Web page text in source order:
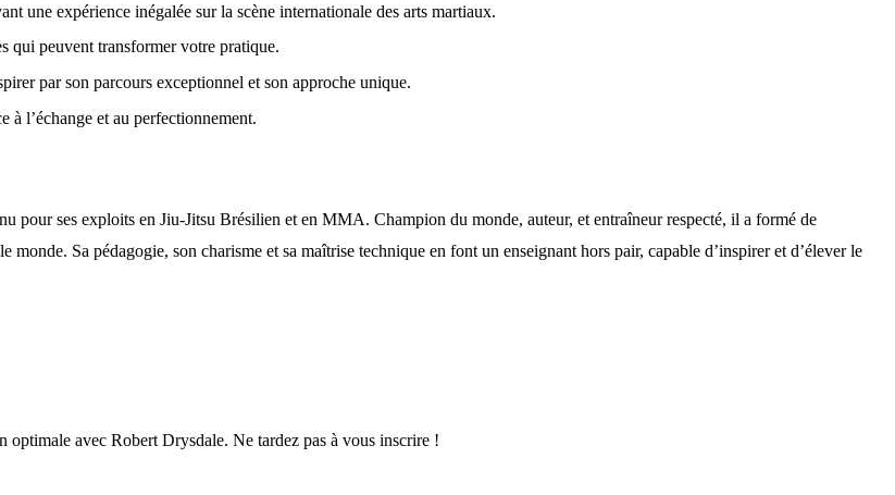
une expérience inégalée sur la scène internationale des arts martiaux.
qui peuvent transformer votre pratique.
par son parcours exceptionnel et son approche unique.
l’échange et au perfectionnement.
pour ses exploits en Jiu-Jitsu Brésilien et en MMA. Champion du monde, auteur, et entraîneur respecté, il a formé de
Sa pédagogie, son charisme et sa maîtrise technique en font un enseignant hors pair, capable d’inspirer et d’élever le
optimale avec Robert Drysdale. Ne tardez pas à vous inscrire !